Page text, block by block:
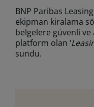
BNP Paribas
ekipman kiralama
belgelere güvenli
platform olan ‘
sundu.